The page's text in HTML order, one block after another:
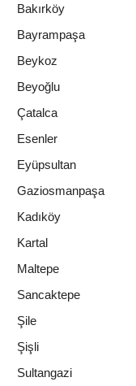
Bakırköy
Bayrampaşa
Beykoz
Beyoğlu
Çatalca
Esenler
Eyüpsultan
Gaziosmanpaşa
Kadıköy
Kartal
Maltepe
Sancaktepe
Şile
Şişli
Sultangazi